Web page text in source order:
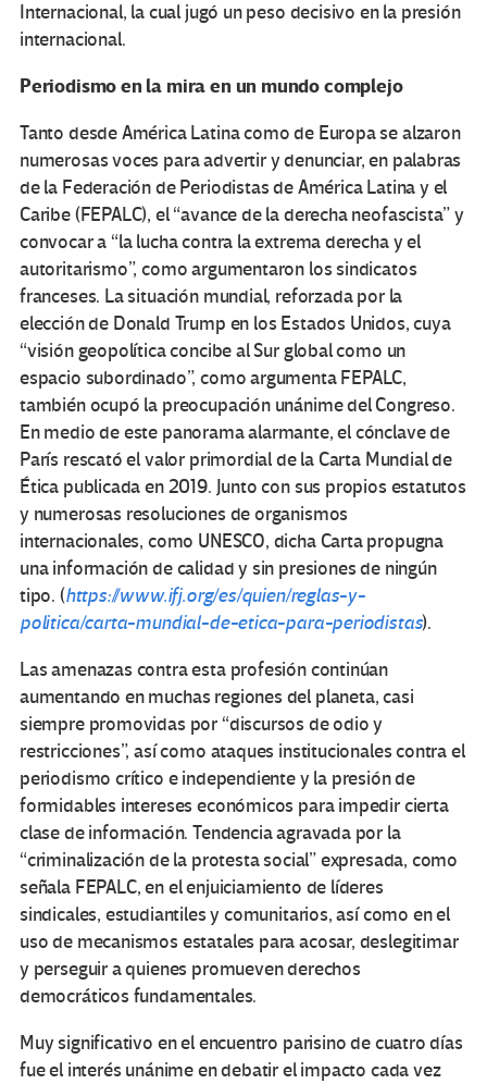
Internacional, la cual jugó un peso decisivo en la presión
internacional.
Periodismo en la mira en un mundo complejo
Tanto desde América Latina como de Europa se alzaron
numerosas voces para advertir y denunciar, en palabras
de la Federación de Periodistas de América Latina y el
Caribe (FEPALC), el “avance de la derecha neofascista” y
convocar a “la lucha contra la extrema derecha y el
autoritarismo”, como argumentaron los sindicatos
franceses. La situación mundial, reforzada por la
elección de Donald Trump en los Estados Unidos, cuya
“visión geopolítica concibe al Sur global como un
espacio subordinado”, como argumenta FEPALC,
también ocupó la preocupación unánime del Congreso.
En medio de este panorama alarmante, el cónclave de
París rescató el valor primordial de la Carta Mundial de
Ética publicada en 2019. Junto con sus propios estatutos
y numerosas resoluciones de organismos
internacionales, como UNESCO, dicha Carta propugna
una información de calidad y sin presiones de ningún
tipo. (https://www.ifj.org/es/quien/reglas-y-
politica/carta-mundial-de-etica-para-periodistas).
Las amenazas contra esta profesión continúan
aumentando en muchas regiones del planeta, casi
siempre promovidas por “discursos de odio y
restricciones”, así como ataques institucionales contra el
periodismo crítico e independiente y la presión de
formidables intereses económicos para impedir cierta
clase de información. Tendencia agravada por la
“criminalización de la protesta social” expresada, como
señala FEPALC, en el enjuiciamiento de líderes
sindicales, estudiantiles y comunitarios, así como en el
uso de mecanismos estatales para acosar, deslegitimar
y perseguir a quienes promueven derechos
democráticos fundamentales.
Muy significativo en el encuentro parisino de cuatro días
fue el interés unánime en debatir el impacto cada vez